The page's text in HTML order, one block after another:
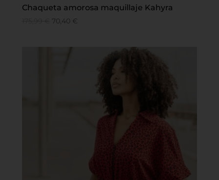
Chaqueta amorosa maquillaje Kahyra
70,40 €